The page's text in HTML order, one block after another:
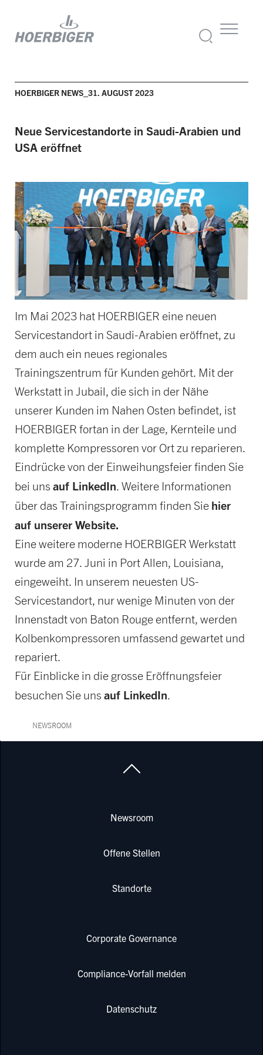
HOERBIGER NEWS_31. AUGUST 2023
Neue Servicestandorte in Saudi-Arabien und
USA eröffnet
Im Mai 2023 hat HOERBIGER eine neuen
Servicestandort in Saudi-Arabien eröffnet, zu
dem auch ein neues regionales
Trainingszentrum für Kunden gehört. Mit der
Werkstatt in Jubail, die sich in der Nähe
unserer Kunden im Nahen Osten befindet, ist
HOERBIGER fortan in der Lage, Kernteile und
komplette Kompressoren vor Ort zu reparieren.
Eindrücke von der Einweihungsfeier finden Sie
bei uns auf LinkedIn. Weitere Informationen
über das Trainingsprogramm finden Sie hier
auf unserer Website.
Eine weitere moderne HOERBIGER Werkstatt
wurde am 27. Juni in Port Allen, Louisiana,
eingeweiht. In unserem neuesten US-
Servicestandort, nur wenige Minuten von der
Innenstadt von Baton Rouge entfernt, werden
Kolbenkompressoren umfassend gewartet und
repariert.
Für Einblicke in die grosse Eröffnungsfeier
besuchen Sie uns auf LinkedIn.
NEWSROOM
Newsroom
Offene Stellen
Standorte
Corporate Governance
Compliance-Vorfall melden
Datenschutz